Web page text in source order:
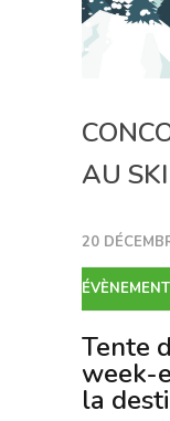
AU SKI
20
ÉVÈNEMENT
Tente
week-
la